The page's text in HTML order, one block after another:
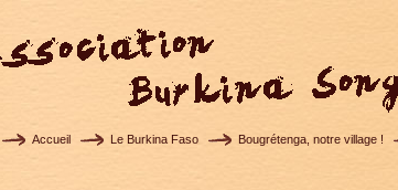
Accueil Le Burkina Faso Bougrétenga, notre village !